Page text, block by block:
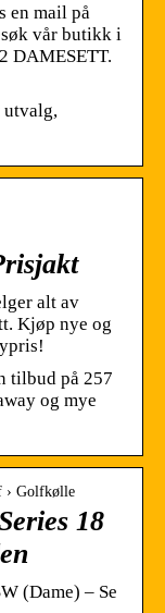
en mail på
vår butikk i
DAMESETT.
utvalg,
alt av
Kjøp nye og
tilbud på 257
og mye
› Golfkølle
18
(Dame) – Se